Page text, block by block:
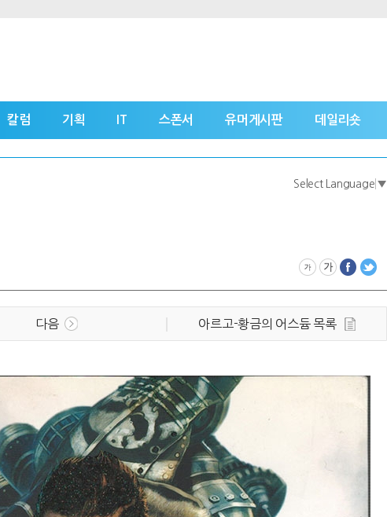
칼럼 기획 IT 스폰서 유머게시판 데일리숏
Select Language ▼
다음 아르고-황금의 어스듐 목록